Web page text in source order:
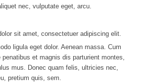
nec, vulputate eget, arcu.
sit amet, consectetuer adipiscing elit.
ligula eget dolor. Aenean massa. Cum
penatibus et magnis dis parturient montes,
mus. Donec quam felis, ultricies nec,
pretium quis, sem.